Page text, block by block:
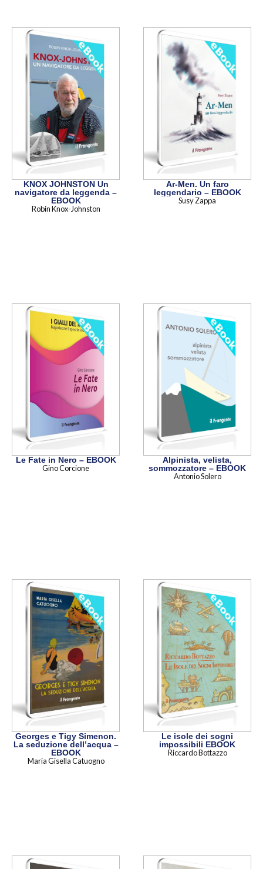
KNOX JOHNSTON Un
navigatore da leggenda –
EBOOK
Robin Knox-Johnston
Ar-Men. Un faro
leggendario – EBOOK
Susy Zappa
Le Fate in Nero – EBOOK
Gino Corcione
Alpinista, velista,
sommozzatore – EBOOK
Antonio Solero
Georges e Tigy Simenon.
La seduzione dell’acqua –
EBOOK
Maria Gisella Catuogno
Le isole dei sogni
impossibili EBOOK
Riccardo Bottazzo